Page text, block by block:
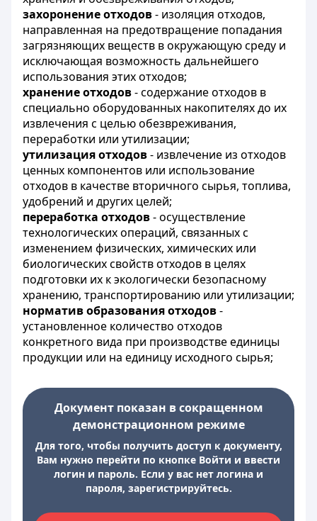
захоронение отходов- изоляция отходов,
направленная на предотвращение попадания
загрязняющих веществ в окружающую среду и
исключающая возможность дальнейшего
использования этих отходов;
хранение отходов- содержание отходов в
специально оборудованных накопителях до их
извлечения с целью обезвреживания,
переработки или утилизации;
утилизация отходов- извлечение из отходов
ценных компонентов или использование
отходов в качестве вторичного сырья, топлива,
удобрений и других целей;
переработка отходов- осуществление
технологических операций, связанных с
изменением физических, химических или
биологических свойств отходов в целях
подготовки их к экологически безопасному
хранению, транспортированию или утилизации;
норматив образования отходов-
установленное количество отходов
конкретного вида при производстве единицы
продукции или на единицу исходного сырья;
Документ показан в сокращенном
демонстрационном режиме
Для того, чтобы получить доступ к документу,
Вам нужно перейти по кнопке Войти и ввести
логин и пароль. Если у вас нет логина и
пароля, зарегистрируйтесь.